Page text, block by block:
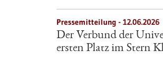
Pressemitteilung - 12.06.2026
Der Verbund der
ersten Platz im Stern